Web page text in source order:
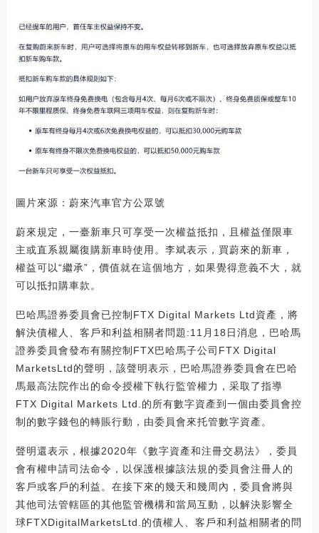
圖片來源：蔚來汽車官方公眾號
蔚來規定，一臺新車只可享受一次權益抵扣，且權益僅限車
主或直系親屬復購新車時使用。李斌表示，買蔚來的新車，
權益可以“繼承”，價值就在這個地方，如果覺得意義不大，就
可以抵扣購車款。
巴哈馬證券委員會已控制FTX Digital Markets Ltd資產，將
解決債權人、客戶和利益相關者問題:11月18日消息，巴哈馬
證券委員會發布有關控制FTX巴哈馬子公司FTX Digital
MarketsLtd的聲明，該聲明表示，巴哈馬證券委員會在巴哈
馬最高法院作出的命令授權下執行監管權力，采取了指導
FTX Digital Markets Ltd.的所有數字資產到一個由委員會控
制的數字錢包的轉賬行動，由委員會來托管數字資產。
聲明還表示，根據2020年《數字資產和注冊交易法》，委員
會有權申請司法命令，以保護根據該法規的委員會注冊人的
客戶或客戶的利益。在接下來的幾天和幾周內，委員會將與
其他司法管轄區的其他監管機構和當局互動，以解決影響全
球FTXDigitalMarketsLtd.的債權人、客戶和利益相關者的問